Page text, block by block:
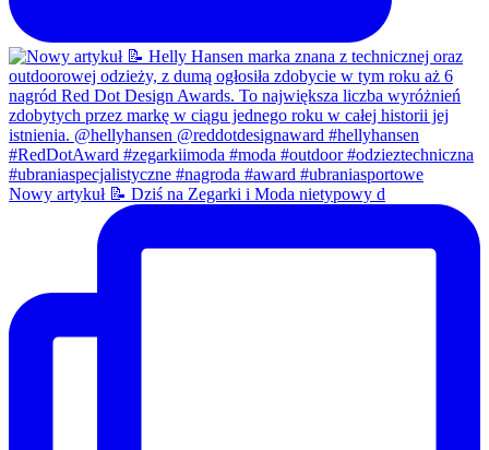
Nowy artykuł 📝 Dziś na Zegarki i Moda nietypowy d